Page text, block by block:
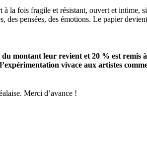
à la fois fragile et résistant, ouvert et intime,
des pensées, des émotions. Le papier
du montant leur revient et 20 % est remis
vivace aux artistes
Merci d’avance !